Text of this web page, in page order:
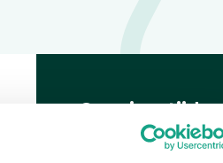
Openingstijden